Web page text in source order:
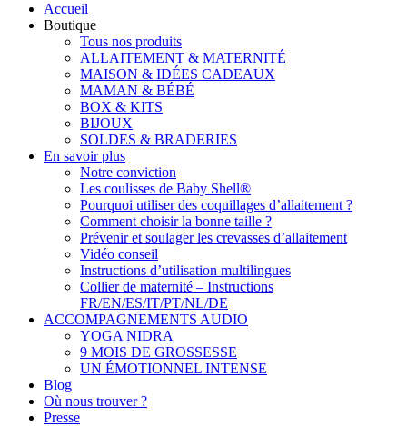
Accueil
Boutique
Tous nos produits
ALLAITEMENT & MATERNITÉ
MAISON & IDÉES CADEAUX
MAMAN & BÉBÉ
BOX & KITS
BIJOUX
SOLDES & BRADERIES
En savoir plus
Notre conviction
Les coulisses de Baby Shell®
Pourquoi utiliser des coquillages d’allaitement ?
Comment choisir la bonne taille ?
Prévenir et soulager les crevasses d’allaitement
Vidéo conseil
Instructions d’utilisation multilingues
Collier de maternité – Instructions
FR/EN/ES/IT/PT/NL/DE
ACCOMPAGNEMENTS AUDIO
YOGA NIDRA
9 MOIS DE GROSSESSE
UN ÉMOTIONNEL INTENSE
Blog
Où nous trouver ?
Presse